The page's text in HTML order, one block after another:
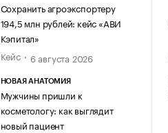
Сохранить агроэкспортеру
194,5 млн рублей: кейс «АВИ
Кэпитал»
Кейс
6 августа 2026
НОВАЯ АНАТОМИЯ
Мужчины пришли к
косметологу: как выглядит
новый пациент